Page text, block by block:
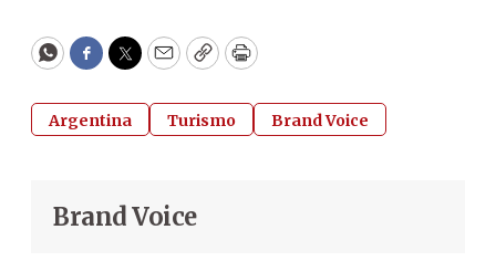
WhatsApp
Facebook
Twitter
EmailCopyPrint
Argentina Turismo Brand Voice
Brand Voice